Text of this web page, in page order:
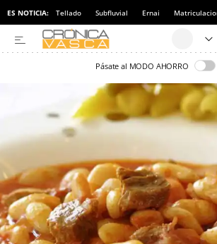
ES NOTICIA: Tellado Subfluvial Ernai
Pásate al MODO AHORRO